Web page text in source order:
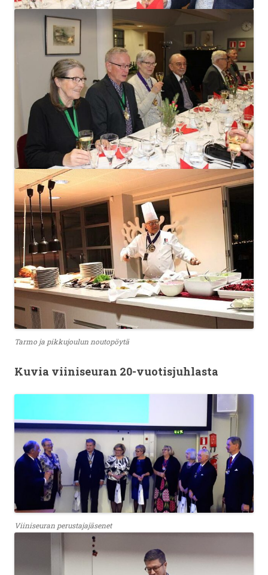
Tarmo ja pikkujoulun noutopöytä
Kuvia viiniseuran 20-vuotisjuhlasta
Viiniseuran perustajajäsenet